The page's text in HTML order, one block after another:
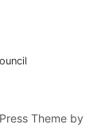
Theme by